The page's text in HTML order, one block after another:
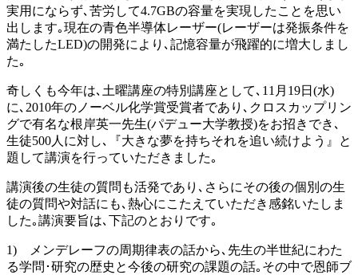
実用にならず､苦労して4.7GBの容量を実現したことを思い
出します｡現在の青色半導体レーザー(レーザーは発振条件を
満たしたLED)の開発により､記憶容量が飛躍的に増大しまし
た｡
奇しくも今年は､土曜講座の特別講座として､11月19日(水)
に､2010年のノーベル化学賞受賞者であり､クロスカップリン
グで有名な根岸英一先生(パデュー大学教授)をお招きでき､
生徒500人に対し､『大きな夢を持ちそれを追い続けよう』と
題して講演を行っていただきました｡
講演後の生徒の質問も活発であり､さらにその後の個別の生
徒の質問や対話にも､熱心にこたえていただき感銘いたしま
した｡講演要旨は､下記のとおりです｡
1) メンデレーフの周期律表の話から､先生の半世紀にわた
る学問･研究の歴史と今後の研究の課題の話｡その中で恩師ブ